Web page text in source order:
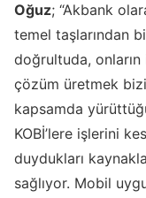
Oğuz; “Akbank
temel taşlarından
doğrultuda, onların
çözüm üretmek
kapsamda
KOBİ’lere işlerini
duydukları
sağlıyor. Mobil